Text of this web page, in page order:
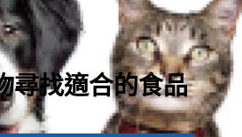
尋找適合的食品